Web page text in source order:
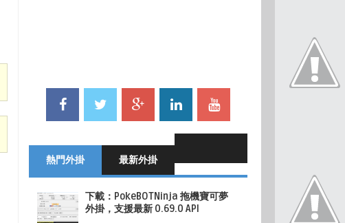
熱門外掛 最新外掛
下載：PokeBOTNinja 拖機寶可夢
外掛，支援最新 0.69.0 API